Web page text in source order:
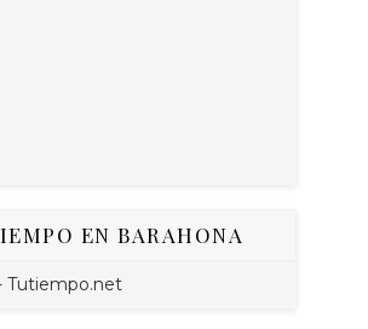
EN BARAHONA
Tutiempo.net